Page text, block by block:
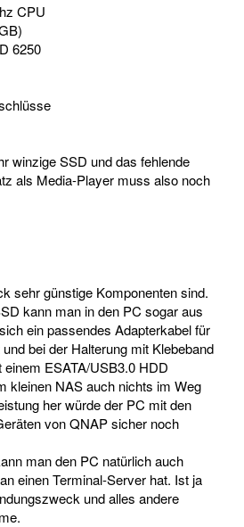
CPU
6250
winzige SSD und das fehlende
als Media-Player muss also noch
sehr günstige Komponenten sind.
kann man in den PC sogar aus
ein passendes Adapterkabel für
bei der Halterung mit Klebeband
ESATA/USB3.0 HDD
kleinen NAS auch nichts im Weg
her würde der PC mit den
von QNAP sicher noch
man den PC natürlich auch
einen Terminal-Server hat. Ist ja
und alles andere